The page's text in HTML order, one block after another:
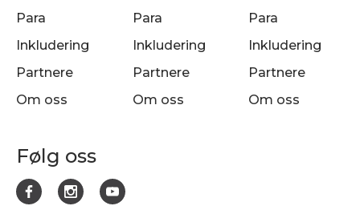
Para
Inkludering
Partnere
Om oss
Para
Inkludering
Partnere
Om oss
Para
Inkludering
Partnere
Om oss
Følg oss